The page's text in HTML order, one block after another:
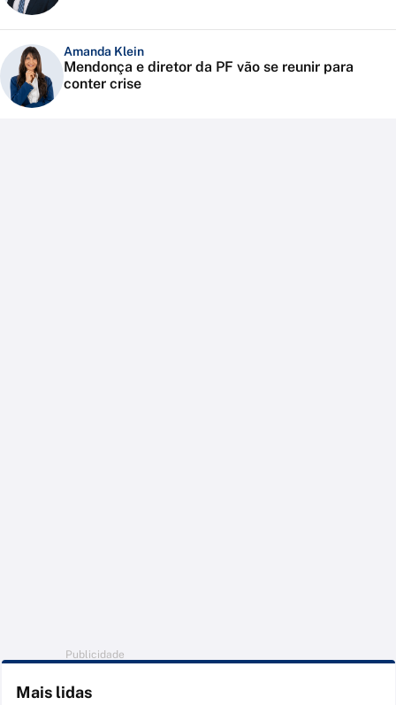
Amanda Klein
Mendonça e diretor da PF vão se reunir para
conter crise
Publicidade
Mais lidas